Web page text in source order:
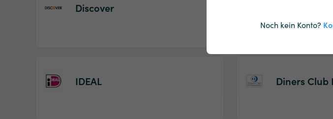
Noch kein Konto?
Discover
IDEAL Diners